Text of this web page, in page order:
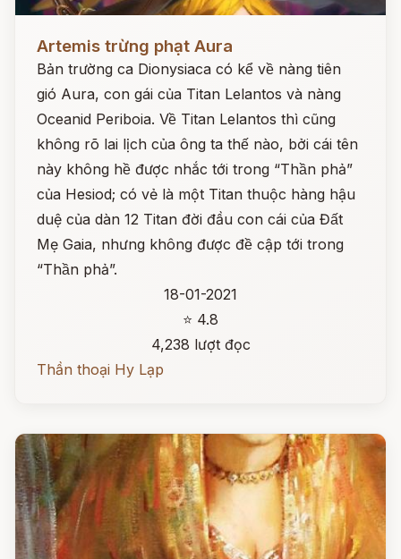
Artemis trừng phạt Aura
Bản trường ca Dionysiaca có kể về nàng tiên
gió Aura, con gái của Titan Lelantos và nàng
Oceanid Periboia. Về Titan Lelantos thì cũng
không rõ lai lịch của ông ta thế nào, bởi cái tên
này không hề được nhắc tới trong “Thần phả”
của Hesiod; có vẻ là một Titan thuộc hàng hậu
duệ của dàn 12 Titan đời đầu con cái của Đất
Mẹ Gaia, nhưng không được đề cập tới trong
“Thần phả”.
18-01-2021
⭐ 4.8
4,238 lượt đọc
Thần thoại Hy Lạp